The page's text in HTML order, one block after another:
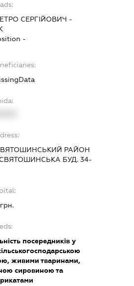
СЕРГІЙОВИЧ -
-
РАЙОН
БУД. 34-
посередників у
живими тваринами,
сировиною та